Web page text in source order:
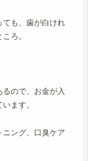
ても、歯が白けれ
ろ。
ので、お金が入
ます。
ング、口臭ケア